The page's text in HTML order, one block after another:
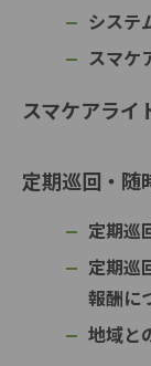
システ
スマケ
スマケアライ
定期巡回・随
定期巡
定期巡
報酬に
地域と